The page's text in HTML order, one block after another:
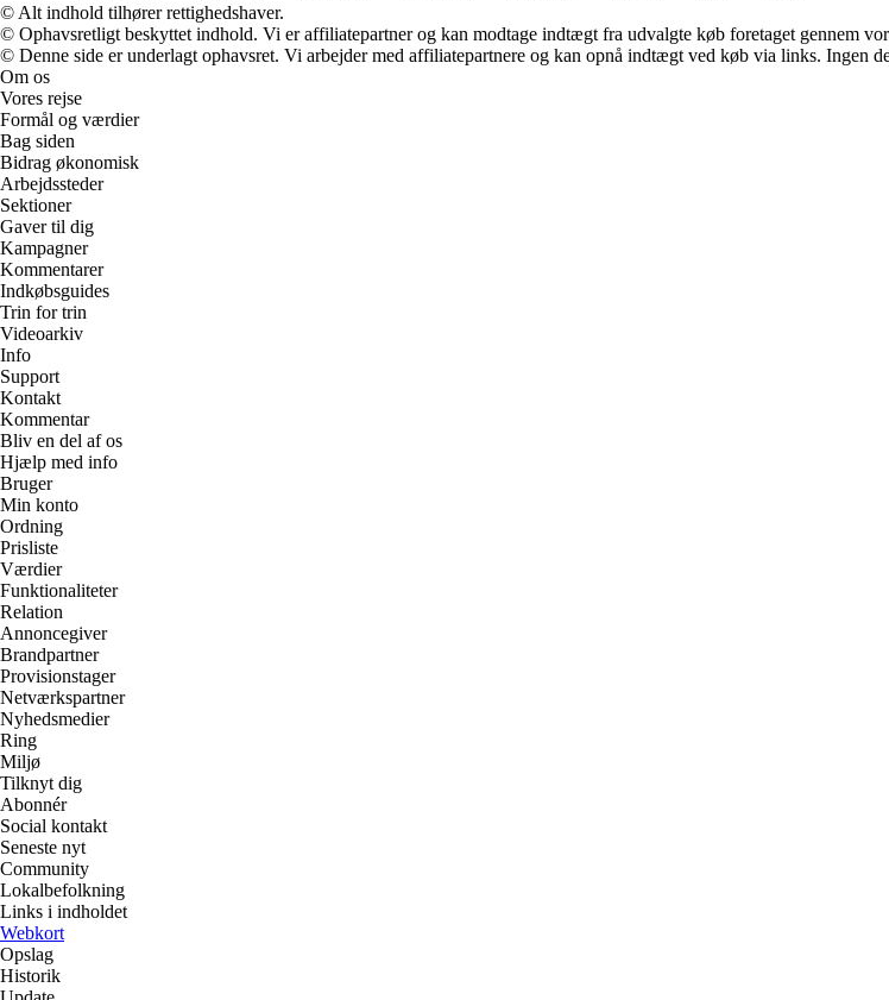
© Alt indhold tilhører rettighedshaver.
© Ophavsretligt beskyttet indhold. Vi er affiliatepartner og kan modtage indtægt fra udvalgte køb foretaget gennem
© Denne side er underlagt ophavsret. Vi arbejder med affiliatepartnere og kan opnå indtægt ved køb via links. Ingen
Om os
Vores rejse
Formål og værdier
Bag siden
Bidrag økonomisk
Arbejdssteder
Sektioner
Gaver til dig
Kampagner
Kommentarer
Indkøbsguides
Trin for trin
Videoarkiv
Info
Support
Kontakt
Kommentar
Bliv en del af os
Hjælp med info
Bruger
Min konto
Ordning
Prisliste
Værdier
Funktionaliteter
Relation
Annoncegiver
Brandpartner
Provisionstager
Netværkspartner
Nyhedsmedier
Ring
Miljø
Tilknyt dig
Abonnér
Social kontakt
Seneste nyt
Community
Lokalbefolkning
Links i indholdet
Webkort
Opslag
Historik